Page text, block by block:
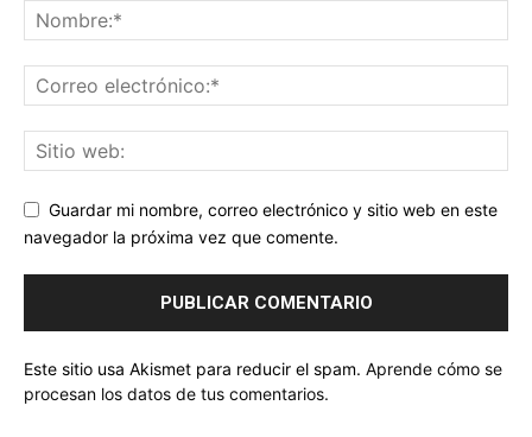
Guardar mi nombre, correo electrónico y sitio web en este
navegador la próxima vez que comente.
Este sitio usa Akismet para reducir el spam. Aprende cómo se
procesan los datos de tus comentarios.